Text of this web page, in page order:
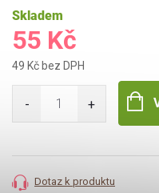
Skladem
55 Kč
49 Kč bez DPH
cena:
Dotaz k produktu